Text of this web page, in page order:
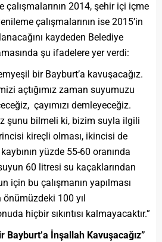
2014, şehir içi içme
çalışmalarının ise 2015’in
kaydeden Belediye
şu ifadelere yer verdi:
bir Bayburt’a kavuşacağız.
açtığımız zaman suyumuzu
çayımızı demleyeceğiz.
şunu bilmeli ki, bizim suyla ilgili
kireçli olması, ikincisi de
yüzde 55-60 oranında
60 litresi su kaçaklarından
için bu çalışmanın yapılması
önümüzdeki 100 yıl
hiçbir sıkıntısı kalmayacaktır.”
Bayburt’a İnşallah Kavuşacağız”